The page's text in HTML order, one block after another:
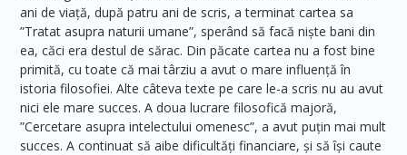
ani de viață, după patru ani de scris, a terminat cartea sa
”Tratat asupra naturii umane”, sperând să facă niște bani din
ea, căci era destul de sărac. Din păcate cartea nu a fost bine
primită, cu toate că mai târziu a avut o mare influență în
istoria filosofiei. Alte câteva texte pe care le-a scris nu au avut
nici ele mare succes. A doua lucrare filosofică majoră,
”Cercetare asupra intelectului omenesc”, a avut puțin mai mult
succes. A continuat să aibe dificultăți financiare, și să își caute